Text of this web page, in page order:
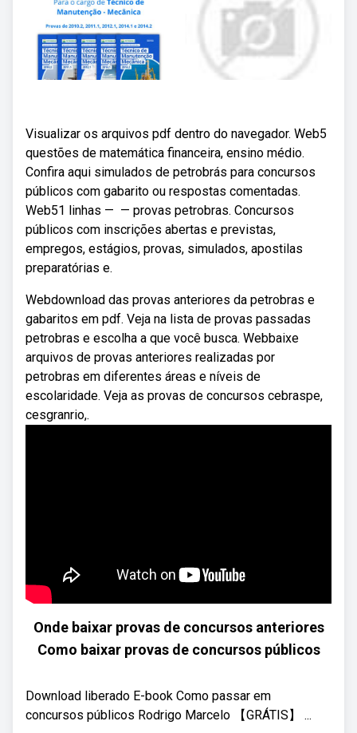
Visualizar os arquivos pdf dentro do navegador. Web5
questões de matemática financeira, ensino médio.
Confira aqui simulados de petrobrás para concursos
públicos com gabarito ou respostas comentadas.
Web51 linhas — — provas petrobras. Concursos
públicos com inscrições abertas e previstas,
empregos, estágios, provas, simulados, apostilas
preparatórias e.
Webdownload das provas anteriores da petrobras e
gabaritos em pdf. Veja na lista de provas passadas
petrobras e escolha a que você busca. Webbaixe
arquivos de provas anteriores realizadas por
petrobras em diferentes áreas e níveis de
escolaridade. Veja as provas de concursos cebraspe,
cesgranrio,.
Onde baixar provas de concursos anteriores
Como baixar provas de concursos públicos
Download liberado E-book Como passar em
concursos públicos Rodrigo Marcelo 【GRÁTIS】 ...